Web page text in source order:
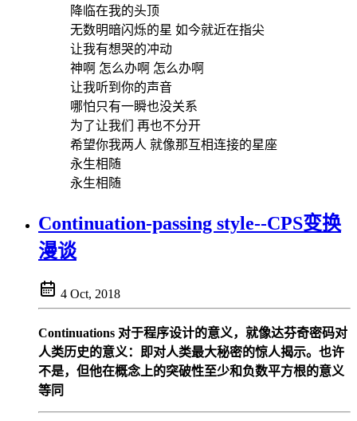
降临在我的头顶
无数明暗闪烁的星 如今就近在指尖
让我有想哭的冲动
神啊 怎么办啊 怎么办啊
让我听到你的声音
哪怕只有一瞬也没关系
为了让我们 再也不分开
希望你我两人 就像那互相连接的星座
永生相随
永生相随
Continuation-passing style--CPS变换
漫谈
4 Oct, 2018
Continuations 对于程序设计的意义，就像达芬奇密码对
人类历史的意义：即对人类最大秘密的惊人揭示。也许
不是，但他在概念上的突破性至少和负数平方根的意义
等同